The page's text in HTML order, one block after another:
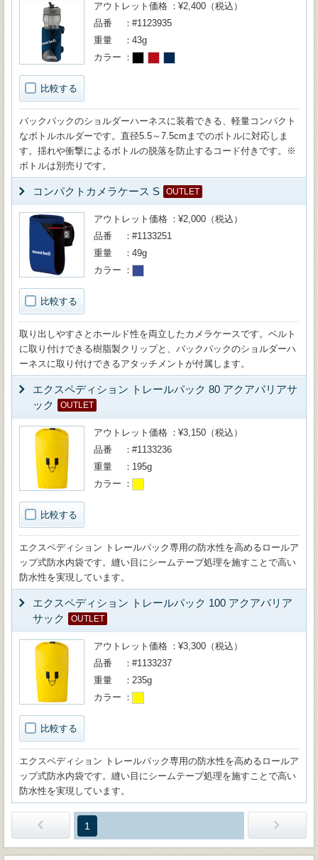
比較する
アウトレット価格
¥2,400（税込）
品番
#1123935
重量
43g
カラー
バックパックのショルダーハーネスに装着できる、軽量コンパクト
なボトルホルダーです。直径5.5～7.5cmまでのボトルに対応しま
す。揺れや衝撃によるボトルの脱落を防止するコード付きです。※
ボトルは別売りです。
コンパクトカメラケース S OUTLET
比較する
アウトレット価格
¥2,000（税込）
品番
#1133251
重量
49g
カラー
取り出しやすさとホールド性を両立したカメラケースです。ベルト
に取り付けできる樹脂製クリップと、バックパックのショルダーハ
ーネスに取り付けできるアタッチメントが付属します。
エクスペディション トレールパック 80 アクアバリアサ
ック
OUTLET
比較する
アウトレット価格
¥3,150（税込）
品番
#1133236
重量
195g
カラー
エクスペディション トレールパック専用の防水性を高めるロールア
ップ式防水内袋です。縫い目にシームテープ処理を施すことで高い
防水性を実現しています。
エクスペディション トレールパック 100 アクアバリア
サック
OUTLET
比較する
アウトレット価格
¥3,300（税込）
品番
#1133237
重量
235g
カラー
エクスペディション トレールパック専用の防水性を高めるロールア
ップ式防水内袋です。縫い目にシームテープ処理を施すことで高い
防水性を実現しています。
1